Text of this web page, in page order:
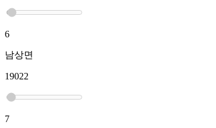
6
남상면
19022
7